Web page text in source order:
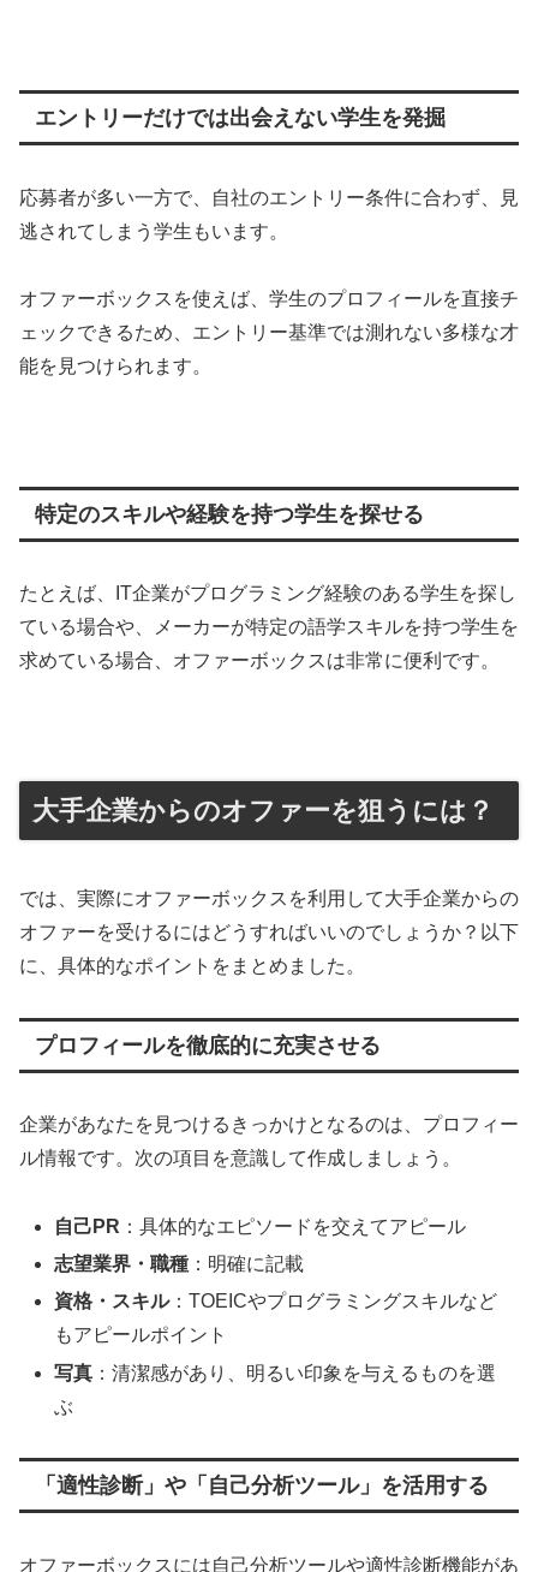
エントリーだけでは出会えない学生を発掘
応募者が多い一方で、自社のエントリー条件に合わず、見
逃されてしまう学生もいます。
オファーボックスを使えば、学生のプロフィールを直接チ
ェックできるため、エントリー基準では測れない多様な才
能を見つけられます。
特定のスキルや経験を持つ学生を探せる
たとえば、IT企業がプログラミング経験のある学生を探し
ている場合や、メーカーが特定の語学スキルを持つ学生を
求めている場合、オファーボックスは非常に便利です。
大手企業からのオファーを狙うには？
では、実際にオファーボックスを利用して大手企業からの
オファーを受けるにはどうすればいいのでしょうか？以下
に、具体的なポイントをまとめました。
プロフィールを徹底的に充実させる
企業があなたを見つけるきっかけとなるのは、プロフィー
ル情報です。次の項目を意識して作成しましょう。
自己PR ：具体的なエピソードを交えてアピール
志望業界・職種 ：明確に記載
資格・スキル：TOEICやプログラミングスキルなど
もアピールポイント
写真 ：清潔感があり、明るい印象を与えるものを選
ぶ
「適性診断」や「自己分析ツール」を活用する
オファーボックスには自己分析ツールや適性診断機能があ